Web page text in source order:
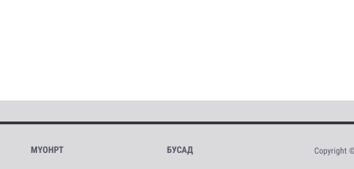
МҮОНРТ БУСАД Copyright